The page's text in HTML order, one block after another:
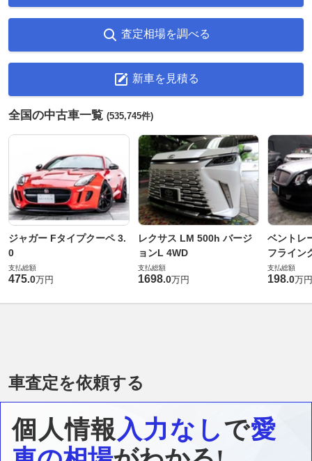
査定相場を調べる
新車を見積る
全国の中古車一覧 (535,745件)
ジャガー Fタイプクーペ 3.
0
支払総額
475.0万円
レクサス LM 500h バージ
ョンL 4WD
支払総額
1698.0万円
ベントレ
フライン
支払総額
198.0万円
車査定を依頼する
個人情報入力なしで愛